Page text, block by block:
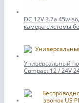
DC 12V 3.7а 45w
камера системы
Универсальный
Compact 12 / 24V